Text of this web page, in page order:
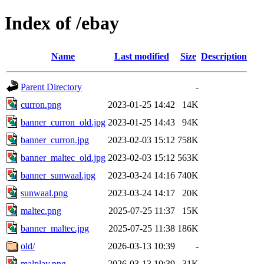
Index of /ebay
Name Last modified Size Description
Parent Directory
-
curron.png
2023-01-25 14:42
14K
banner_curron_old.jpg 2023-01-25 14:43
94K
banner_curron.jpg
2023-02-03 15:12 758K
banner_maltec_old.jpg 2023-02-03 15:12 563K
banner_sunwaal.jpg
2023-03-24 14:16 740K
sunwaal.png
2023-03-24 14:17
20K
maltec.png
2025-07-25 11:37
15K
banner_maltec.jpg
2025-07-25 11:38 186K
old/
2026-03-13 10:39
-